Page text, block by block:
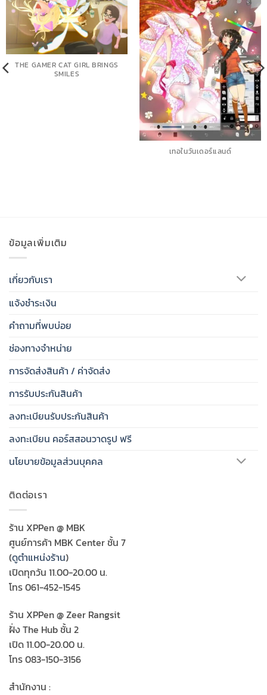
THE GAMER CAT GIRL BRINGS
SMILES
เทอในวันเดอร์แลนด์
ข้อมูลเพิ่มเติม
เกี่ยวกับเรา
แจ้งชำระเงิน
คำถามที่พบบ่อย
ช่องทางจำหน่าย
การจัดส่งสินค้า / ค่าจัดส่ง
การรับประกันสินค้า
ลงทะเบียนรับประกันสินค้า
ลงทะเบียน คอร์สสอนวาดรูป ฟรี
นโยบายข้อมูลส่วนบุคคล
ติดต่อเรา
ร้าน XPPen @ MBK
ศูนย์การค้า MBK Center ชั้น 7
(ดูตำแหน่งร้าน)
เปิดทุกวัน 11.00-20.00 น.
โทร 061-452-1545
ร้าน XPPen @ Zeer Rangsit
ฝั่ง The Hub ชั้น 2
เปิด 11.00-20.00 น.
โทร 083-150-3156
สำนักงาน :